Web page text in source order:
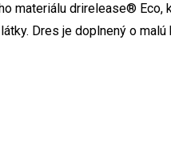
materiálu drirelease® Eco,
Dres je doplnený o